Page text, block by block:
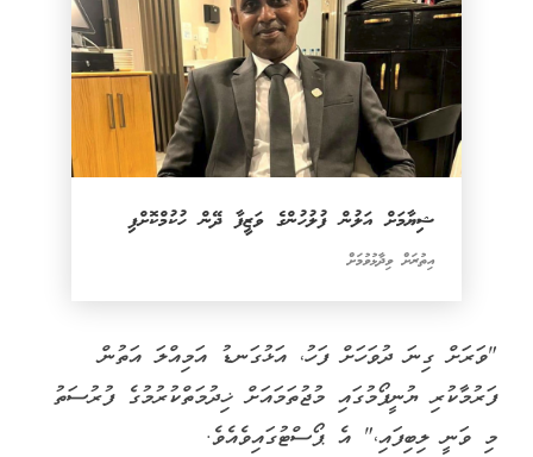
ޝިޔާމަށް އަލުން ފުލުހުންގެ ވަޒީފާ ދޭން ހުކުމްކޮށްފި
އިތުރަށް ވިދާޅުވުމަށް
"ވަރަށް ގިނަ ދުވަހަށް ފަހު، އަޅުގަނޑު އަމިއްލަ އަތުން
ފަރުމާކުރި ޔުނީފޯމުގައި މުޖުތަމައަށް ޚިދުމަތްކުރުމުގެ ފުރުސަތު
މި ވަނީ ލިބިފައި،" އެ ޕޯސްޓުގައިވެއެވެ.